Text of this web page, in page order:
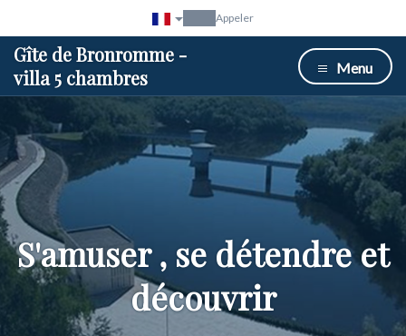
Appeler
Gîte de Bronromme -
villa 5 chambres
Menu
S'amuser , se détendre et
découvrir